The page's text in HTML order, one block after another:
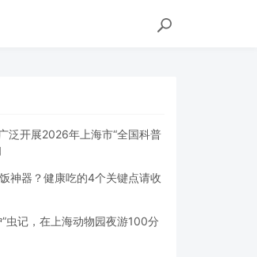
泛开展2026年上海市“全国科普
神器？健康吃的4个关键点请收
虫记，在上海动物园夜游100分